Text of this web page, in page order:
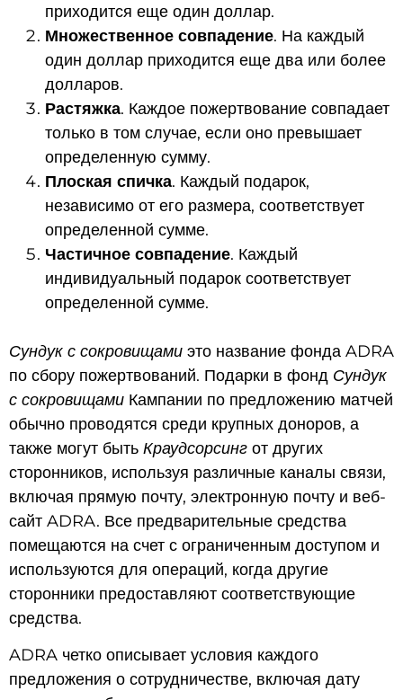
приходится еще один доллар.
Множественное совпадение. На каждый
один доллар приходится еще два или более
долларов.
Растяжка. Каждое пожертвование совпадает
только в том случае, если оно превышает
определенную сумму.
Плоская спичка. Каждый подарок,
независимо от его размера, соответствует
определенной сумме.
Частичное совпадение. Каждый
индивидуальный подарок соответствует
определенной сумме.
Сундук с сокровищами это название фонда ADRA
по сбору пожертвований. Подарки в фонд Сундук
с сокровищами Кампании по предложению матчей
обычно проводятся среди крупных доноров, а
также могут быть Краудсорсинг от других
сторонников, используя различные каналы связи,
включая прямую почту, электронную почту и веб-
сайт ADRA. Все предварительные средства
помещаются на счет с ограниченным доступом и
используются для операций, когда другие
сторонники предоставляют соответствующие
средства.
ADRA четко описывает условия каждого
предложения о сотрудничестве, включая дату